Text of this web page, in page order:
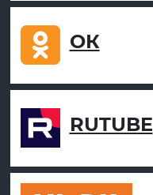
ОК
RUTUBE